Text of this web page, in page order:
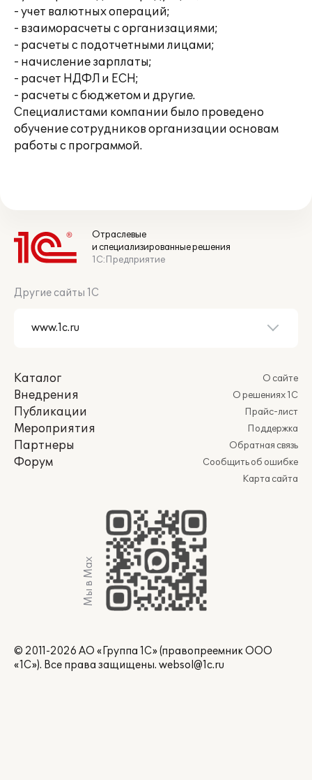
- учет валютных операций;
- взаиморасчеты с организациями;
- расчеты с подотчетными лицами;
- начисление зарплаты;
- расчет НДФЛ и ЕСН;
- расчеты с бюджетом и другие.
Специалистами компании было проведено
обучение сотрудников организации основам
работы с программой.
Отраслевые
и специализированные решения
1С:Предприятие
Другие сайты 1С
Каталог
Внедрения
Публикации
Мероприятия
Партнеры
Форум
О сайте
О решениях 1С
Прайс-лист
Поддержка
Обратная связь
Сообщить об ошибке
Карта сайта
Мы в Max
© 2011-2026 АО «Группа 1С» (правопреемник ООО
«1С»). Все права защищены. websol@1c.ru